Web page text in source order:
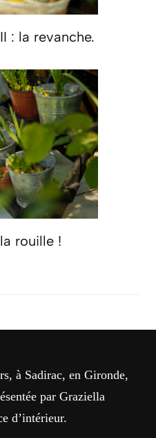
: la revanche.
rouille !
à Sadirac, en Gironde,
par Graziella
d’intérieur.